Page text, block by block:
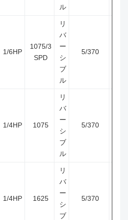
ル
1/6HP
1075/3
SPD
リ
バ
ー
シ
ブ
ル
5/370
1/4HP 1075
リ
バ
ー
シ
ブ
ル
5/370
1/4HP 1625
リ
バ
ー
シ
ブ
5/370